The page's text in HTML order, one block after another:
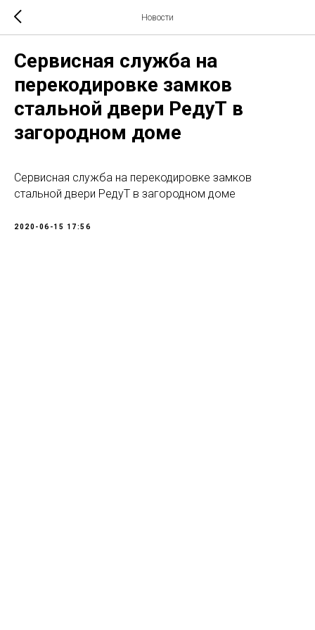
Новости
Сервисная служба на
перекодировке замков
стальной двери РедуТ в
загородном доме
Сервисная служба на перекодировке замков
стальной двери РедуТ в загородном доме
2020-06-15 17:56